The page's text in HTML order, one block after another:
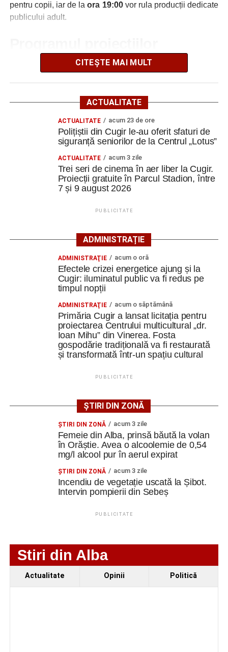
Ultimele știri din Cugir
„Roș-albaștrii”, eliminare din Cupa României:
Polițiștii din Cugir le-au oferit sfaturi de siguranță
seniorilor de la Centrul „Lotus”
Messenger WhatsApp Twitter Email
pentru copii, iar de laora 19:00vor rula producții dedicate
publicului adult.
în care dorințele prind viață;
19:00 – „Avatar 3”– continuarea celebrei serii
regizate de James Cameron, cu o nouă aventură în
universul Pandora.
Sâmbătă, 8 august
17:00 – „Paddington în Peru”
Formulei 1, cu Brad Pitt în rolul principal.
17:00 – „Wonka”– povestea începuturilor
celebrului Willy Wonka;
19:00 – „A Complete Unknown”
biografică despre primii ani din cariera legendarului
Bob Dylan.
Organizatorii anunță că participanții vor avea la dispoziție
câteva beanbag-uri pentru un plus de confort, iar la fața
locului vor putea fi cumpărate popcorn, băuturi răcoritoare
Cei care doresc să participe sunt încurajați să vină cu o
pătură sau un scaun pliant, pentru a se bucura în cele mai
bune condiții de proiecțiile în aer liber.
Evenimentul se adresează întregii familii și promite trei
seri de relaxare și divertisment sub cerul liber, în Parcul
Stadion din Cugir.
Ultimele știri din Cugir
CITEȘTE MAI MULT
ACTUALITATE
ACTUALITATE acum 23 de ore
Polițiștii din Cugir le-au oferit sfaturi de
siguranță seniorilor de la Centrul „Lotus”
ACTUALITATE acum 3 zile
Trei seri de cinema în aer liber la Cugir.
Proiecții gratuite în Parcul Stadion, între
7 și 9 august 2026
PUBLICITATE
ADMINISTRAȚIE
ADMINISTRAŢIE acum o oră
Efectele crizei energetice ajung și la
Cugir: iluminatul public va fi redus pe
timpul nopții
ADMINISTRAŢIE acum o săptămână
Primăria Cugir a lansat licitația pentru
proiectarea Centrului multicultural „dr.
Ioan Mihu” din Vinerea. Fosta
gospodărie tradițională va fi restaurată
și transformată într-un spațiu cultural
PUBLICITATE
ȘTIRI DIN ZONĂ
ŞTIRI DIN ZONĂ acum 3 zile
Femeie din Alba, prinsă băută la volan
în Orăștie. Avea o alcoolemie de 0,54
mg/l alcool pur în aerul expirat
ŞTIRI DIN ZONĂ acum 3 zile
Incendiu de vegetație uscată la Șibot.
Intervin pompierii din Sebeș
PUBLICITATE
Stiri din Alba
Actualitate Opinii Politică